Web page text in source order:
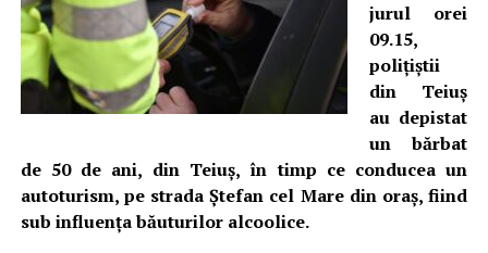
jurul orei
09.15,
polițiștii
din Teiuș
au depistat
un bărbat
de 50 de ani, din Teiuș, în timp ce conducea un
autoturism, pe strada Ștefan cel Mare din oraș, fiind
sub influența băuturilor alcoolice.